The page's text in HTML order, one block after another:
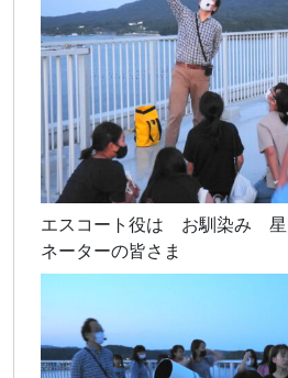
エスコート役は お馴染み 星
ネーターの皆さま